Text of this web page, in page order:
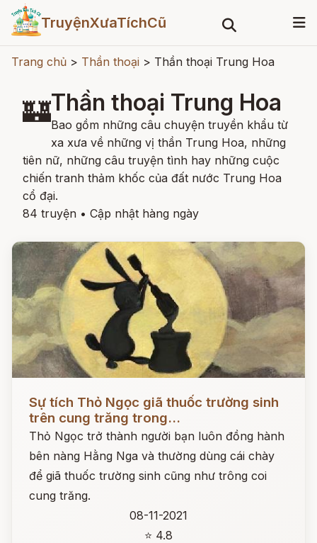
TruyệnXưaTíchCũ
Trang chủ > Thần thoại > Thần thoại Trung Hoa
🏰Thần thoại Trung Hoa
Bao gồm những câu chuyện truyền khẩu từ
xa xưa về những vị thần Trung Hoa, những
tiên nữ, những câu truyện tình hay những cuộc
chiến tranh thảm khốc của đất nước Trung Hoa
cổ đại.
84 truyện • Cập nhật hàng ngày
Sự tích Thỏ Ngọc giã thuốc trường sinh
trên cung trăng trong...
Thỏ Ngọc trở thành người bạn luôn đồng hành
bên nàng Hằng Nga và thường dùng cái chày
để giã thuốc trường sinh cũng như trông coi
cung trăng.
08-11-2021
⭐ 4.8